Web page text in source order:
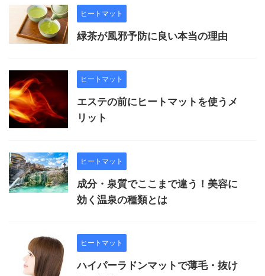
ヒートマット
緑茶が風邪予防に良い本当の理由
ヒートマット
エステの前にヒートマットを使うメ
リット
ヒートマット
成分・泉質でここまで違う！美容に
効く温泉の種類とは
ヒートマット
ハイパーラドンマットで薄毛・抜け